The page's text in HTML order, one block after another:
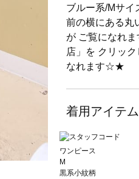
ブルー系/Mサイ
前の横にある丸
が ご覧になれ
店」を クリッ
なれます☆★
着用アイテ
ワンピース
M
黒系小紋柄